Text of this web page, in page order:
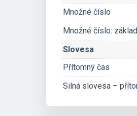
Množné číslo
Množné číslo:
Slovesa
Přítomný čas
Silná slovesa –